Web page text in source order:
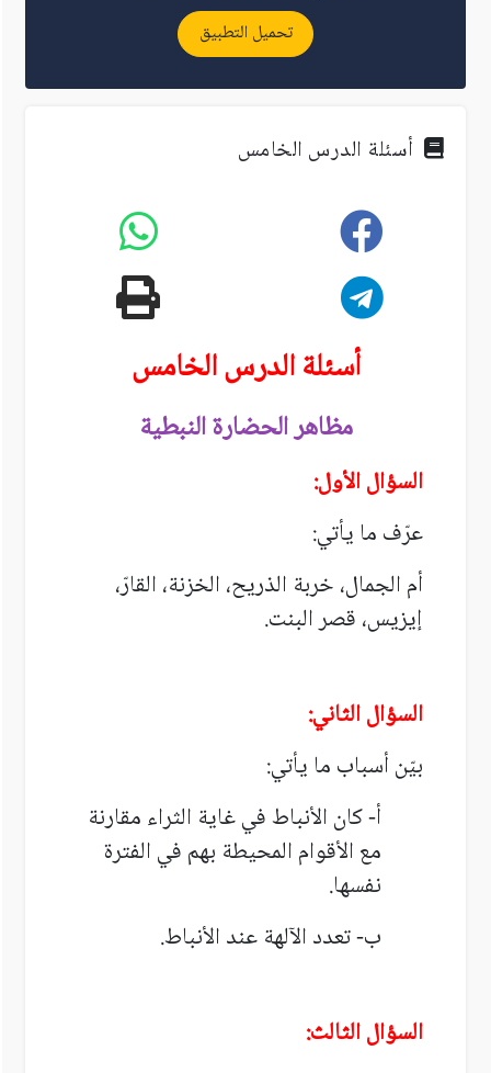
تحميل التطبيق
أسئلة الدرس الخامس
أسئلة الدرس الخامس
مظاهر الحضارة النبطية
السؤال الأول:
عرّف ما يأتي:
أم الجمال، خربة الذريح، الخزنة، القارّ،
إيزيس، قصر البنت.
السؤال الثاني:
بيّن أسباب ما يأتي:
أ- كان الأنباط في غاية الثراء مقارنة
مع الأقوام المحيطة بهم في الفترة
نفسها.
ب- تعدد الآلهة عند الأنباط.
السؤال الثالث: